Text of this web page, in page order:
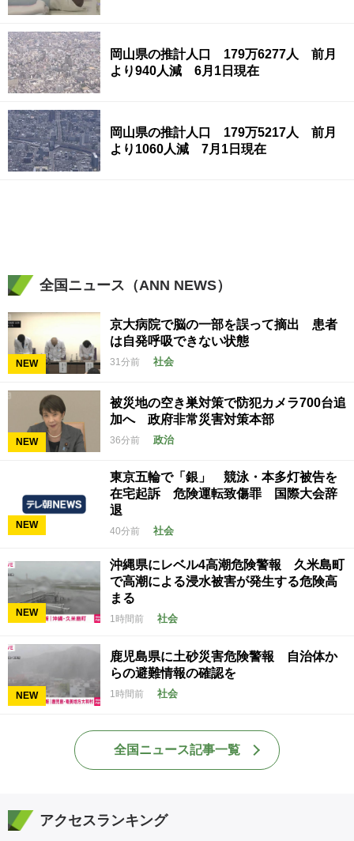
岡山県の推計人口 179万6277人 前月
より940人減 6月1日現在
岡山県の推計人口 179万5217人 前月
より1060人減 7月1日現在
全国ニュース（ANN NEWS）
NEW
京大病院で脳の一部を誤って摘出 患者
は自発呼吸できない状態
31分前 社会
NEW
被災地の空き巣対策で防犯カメラ700台追
加へ 政府非常災害対策本部
36分前 政治
NEW
東京五輪で「銀」 競泳・本多灯被告を
在宅起訴 危険運転致傷罪 国際大会辞
退
40分前 社会
NEW
沖縄県にレベル4高潮危険警報 久米島町
で高潮による浸水被害が発生する危険高
まる
1時間前 社会
NEW
鹿児島県に土砂災害危険警報 自治体か
らの避難情報の確認を
1時間前 社会
全国ニュース記事一覧
アクセスランキング